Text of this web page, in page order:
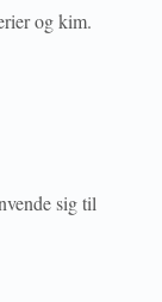
og kim.
sig til